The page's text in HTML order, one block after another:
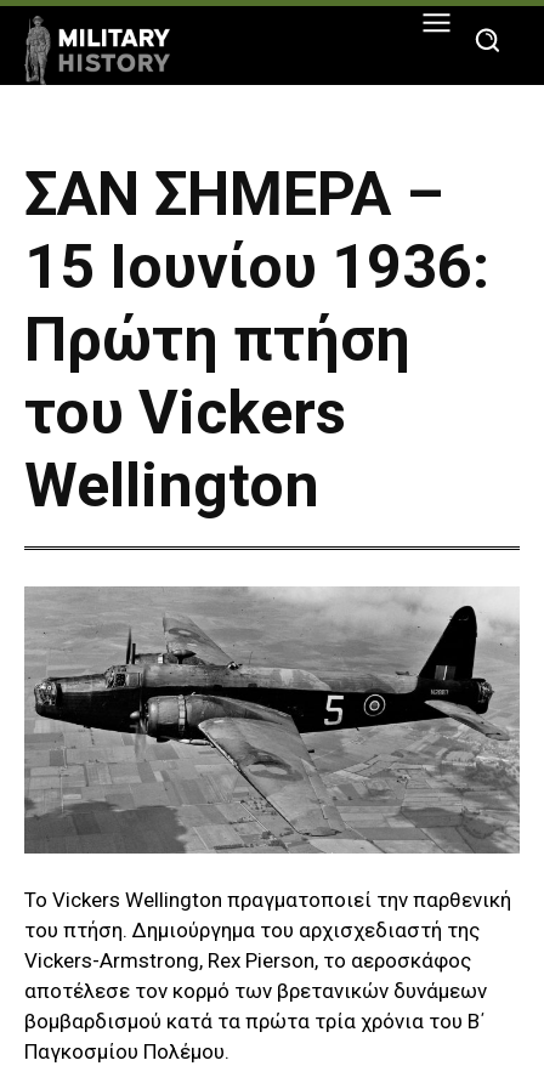
ΣΑΝ ΣΗΜΕΡΑ –
15 Ιουνίου 1936:
Πρώτη πτήση
του Vickers
Wellington
Το Vickers Wellington πραγματοποιεί την παρθενική
του πτήση. Δημιούργημα του αρχισχεδιαστή της
Vickers-Armstrong, Rex Pierson, το αεροσκάφος
αποτέλεσε τον κορμό των βρετανικών δυνάμεων
βομβαρδισμού κατά τα πρώτα τρία χρόνια του Β΄
Παγκοσμίου Πολέμου.